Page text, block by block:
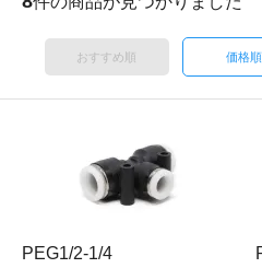
おすすめ順 価格順
PEG1/2-1/4